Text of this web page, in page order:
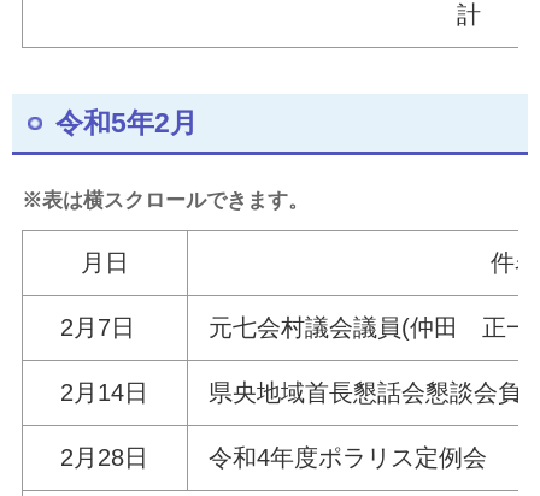
計
令和5年2月
※表は横スクロールできます。
月日 件名
2月7日 元七会村議会議員
2月14日 県央地域首長懇話会懇談会負
2月28日 令和4年度ポラリス定例会